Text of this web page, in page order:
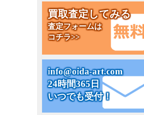
買取査定してみる
査定フォームは
コチラ>>
info@oida-art.com
24時間365日
いつでも受付！